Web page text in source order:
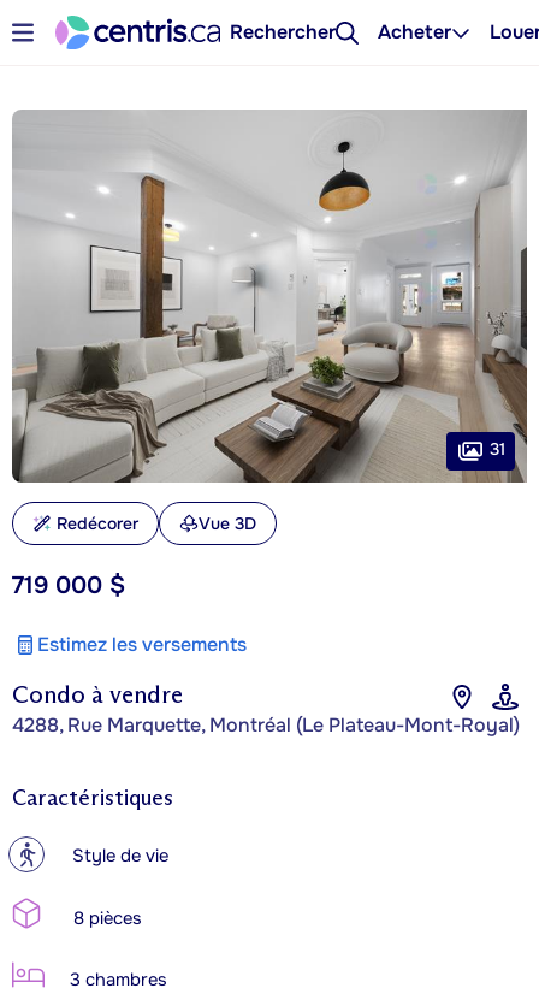
Rechercher Acheter
Condo à vendre
4288, Rue Marquette, Montréal (Le Plateau-Mont-Royal)
719 000 $
Estimez les versements
31
Redécorer Vue 3D
Caractéristiques
? Style de vie
8 pièces
3 chambres